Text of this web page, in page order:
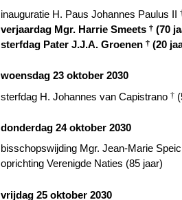
inauguratie H. Paus Johannes Paulus II
verjaardag Mgr. Harrie Smeets † (70
sterfdag Pater J.J.A. Groenen † (20
woensdag 23 oktober 2030
sterfdag H. Johannes van Capistrano †
donderdag 24 oktober 2030
bisschopswijding Mgr. Jean-Marie
oprichting Verenigde Naties (85 jaar)
vrijdag 25 oktober 2030